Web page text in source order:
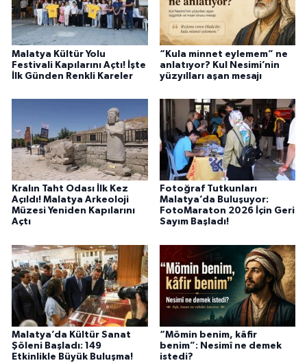
Malatya Kültür Yolu
Festivali Kapılarını Açtı! İşte
İlk Günden Renkli Kareler
“Kula minnet eylemem” ne
anlatıyor? Kul Nesimi’nin
yüzyılları aşan mesajı
Kralın Taht Odası İlk Kez
Açıldı! Malatya Arkeoloji
Müzesi Yeniden Kapılarını
Açtı
Fotoğraf Tutkunları
Malatya’da Buluşuyor:
FotoMaraton 2026 İçin Geri
Sayım Başladı!
Malatya’da Kültür Sanat
Şöleni Başladı: 149
Etkinlikle Büyük Buluşma!
“Mömin benim, kâfir
benim”: Nesimî ne demek
istedi?